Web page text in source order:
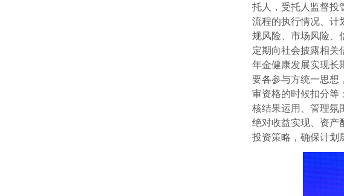
托人，受托人监督投
流程的执行情况、计
规风险、市场风险、
定期向社会披露相关
年金健康发展实现长
要各参与方统一思想
审资格的时候扣分等
核结果运用、管理氛
绝对收益实现、资产
投资策略，确保计划